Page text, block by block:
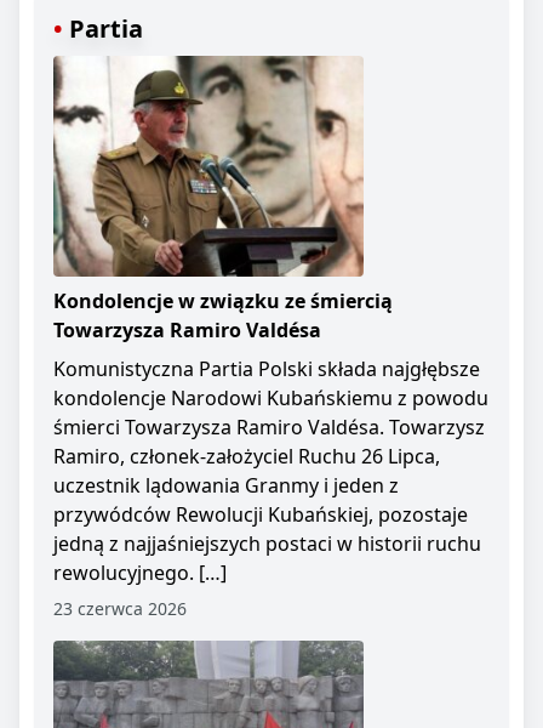
Partia
Kondolencje w związku ze śmiercią
Towarzysza Ramiro Valdésa
Komunistyczna Partia Polski składa najgłębsze
kondolencje Narodowi Kubańskiemu z powodu
śmierci Towarzysza Ramiro Valdésa. Towarzysz
Ramiro, członek-założyciel Ruchu 26 Lipca,
uczestnik lądowania Granmy i jeden z
przywódców Rewolucji Kubańskiej, pozostaje
jedną z najjaśniejszych postaci w historii ruchu
rewolucyjnego. […]
23 czerwca 2026